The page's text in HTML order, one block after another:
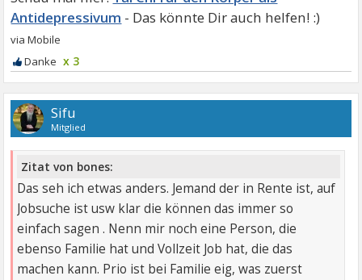
Antidepressivum
x 3
Sifu
Mitglied
Zitat von bones:
Das seh ich etwas anders. Jemand der in Rente ist, auf
Jobsuche ist usw klar die können das immer so
einfach sagen . Nenn mir noch eine Person, die
ebenso Familie hat und Vollzeit Job hat, die das
machen kann. Prio ist bei Familie eig, was zuerst